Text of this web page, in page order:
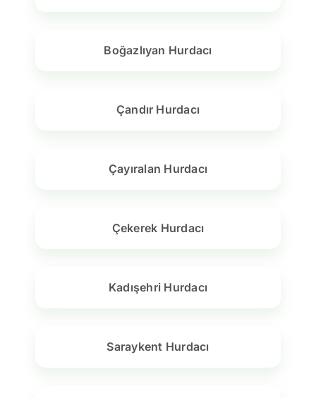
Boğazlıyan Hurdacı
Çandır Hurdacı
Çayıralan Hurdacı
Çekerek Hurdacı
Kadışehri Hurdacı
Saraykent Hurdacı